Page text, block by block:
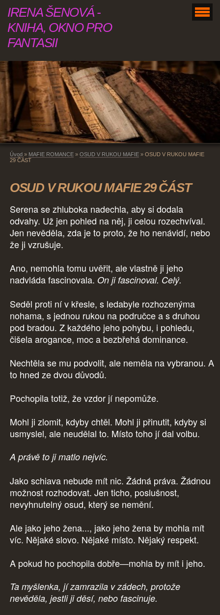
IRENA ŠENOVÁ -
KNIHA, OKNO PRO
FANTASII
Úvod » MAFIE ROMANCE » OSUD V RUKOU MAFIE » OSUD V RUKOU MAFIE
29 ČÁST
OSUD V RUKOU MAFIE 29 ČÁST
Serena se zhluboka nadechla, aby si dodala
odvahy. Už jen pohled na něj, ji celou rozechvíval.
Jen nevěděla, zda je to proto, že ho nenávidí, nebo
že ji vzrušuje.
Ano, nemohla tomu uvěřit, ale vlastně ji jeho
nadvláda fascinovala. On ji fascinoval. Celý.
Seděl proti ní v křesle, s ledabyle rozhozenýma
nohama, s jednou rukou na područce a s druhou
pod bradou. Z každého jeho pohybu, i pohledu,
čišela arogance, moc a bezbřehá dominance.
Nechtěla se mu podvolit, ale neměla na vybranou. A
to hned ze dvou důvodů.
Pochopila totiž, že vzdor jí nepomůže.
Mohl ji zlomit, kdyby chtěl. Mohl ji přinutit, kdyby si
usmyslel, ale neudělal to. Místo toho jí dal volbu.
A právě to ji matlo nejvíc.
Jako schiava nebude mít nic. Žádná práva. Žádnou
možnost rozhodovat. Jen ticho, poslušnost,
nevyhnutelný osud, který se nemění.
Ale jako jeho žena..., jako jeho žena by mohla mít
víc. Nějaké slovo. Nějaké místo. Nějaký respekt.
A pokud ho pochopila dobře—mohla by mít i jeho.
Ta myšlenka, jí zamrazila v zádech, protože
nevěděla, jestli ji děsí, nebo fascinuje.